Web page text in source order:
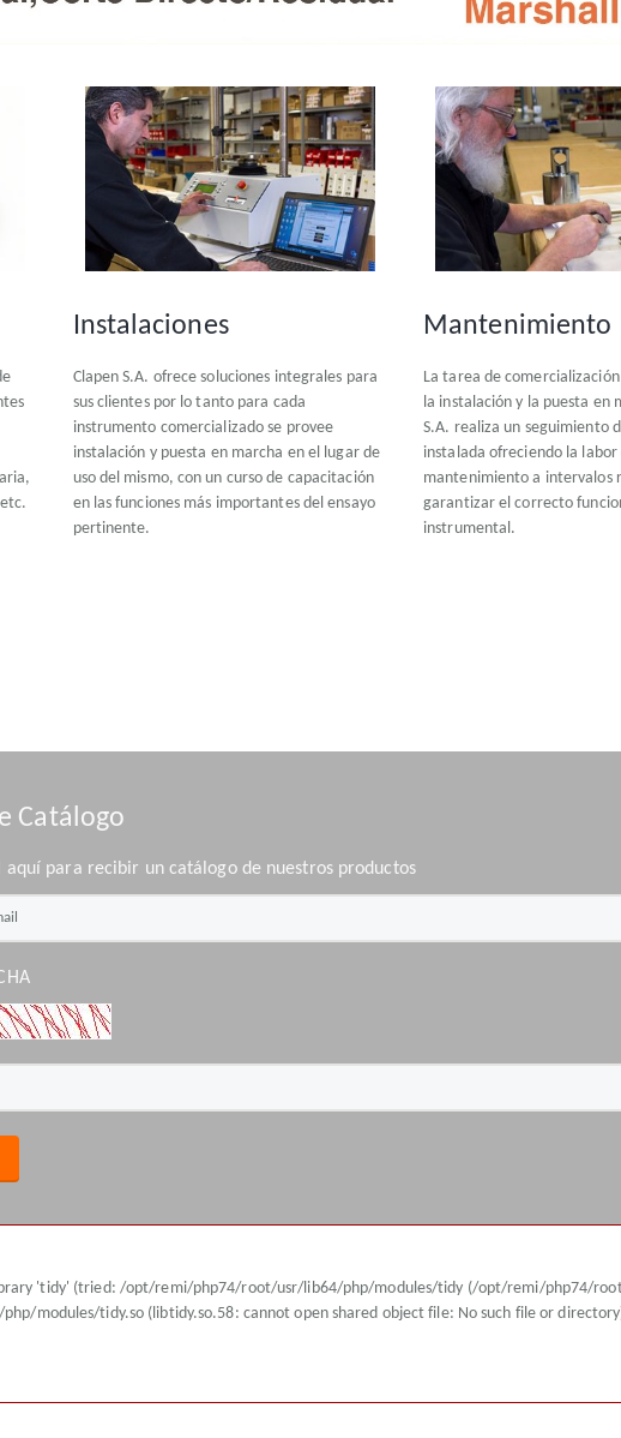
Instalaciones
Clapen S.A. ofrece soluciones integrales para
sus clientes por lo tanto para cada
instrumento comercializado se provee
instalación y puesta en marcha en el lugar de
uso del mismo, con un curso de capacitación
en las funciones más importantes del ensayo
pertinente.
Mantenimiento
La tarea de
la instalación y la puesta en
S.A. realiza un seguimiento
instalada ofreciendo la labor
mantenimiento a intervalos
garantizar el correcto
instrumental.
Catálogo
aquí para recibir un catálogo de nuestros productos
'tidy' (tried: /opt/remi/php74/root/usr/lib64/php/modules/tidy (/opt/remi/php74/
modules/tidy.so (libtidy.so.58: cannot open shared object file: No such file or